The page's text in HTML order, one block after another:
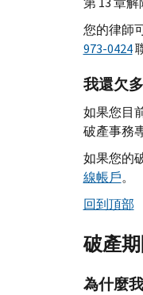
您的律師
973-0424
我還欠
如果您目
破產事務
如果您的
線帳戶。
回到頂部
破產
為什麼